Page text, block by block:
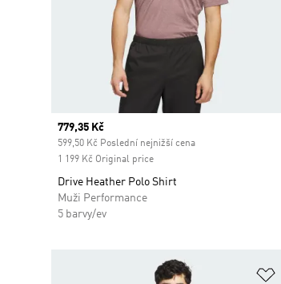
Current price
779,35 Kč
599,50 Kč Poslední nejnižší cena
1 199 Kč Original price
Drive Heather Polo Shirt
Muži Performance
5 barvy/ev